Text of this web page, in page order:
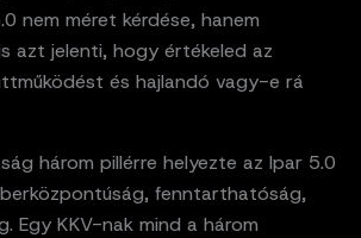
nem méret kérdése, hanem
azt jelenti, hogy értékeled az
és hajlandó vagy-e rá
három pillérre helyezte az Ipar 5.0
fenntarthatóság,
Egy KKV-nak mind a három